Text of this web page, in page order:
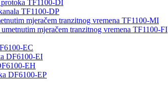
TF1100-DI
TF1100-DP
mjeračem tranzitnog vremena TF1100-MI
mjeračem tranzitnog vremena TF1100-FI
EC
DF6100-EI
EH
DF6100-EP